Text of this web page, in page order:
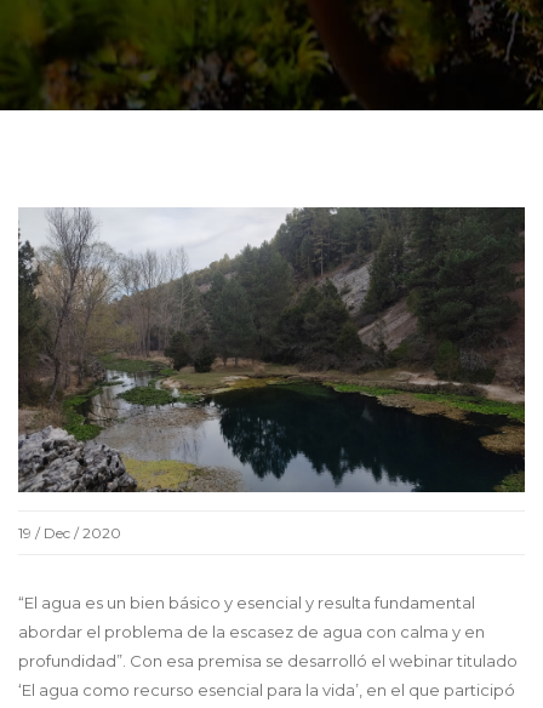
19 / Dec / 2020
“El agua es un bien básico y esencial y resulta fundamental
abordar el problema de la escasez de agua con calma y en
profundidad”. Con esa premisa se desarrolló el webinar titulado
‘El agua como recurso esencial para la vida’, en el que participó